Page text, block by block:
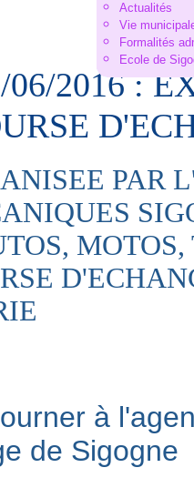
Actualités
Vie
Formalités
Ecole de
06/2016 :
PAR
à
de Sigogne